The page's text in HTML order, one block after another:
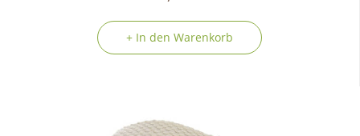
+ In den Warenkorb